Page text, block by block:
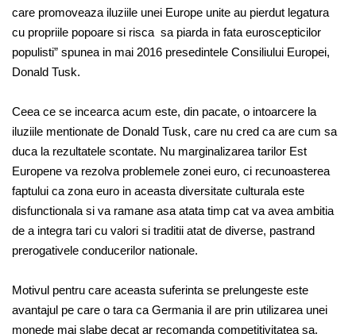
care promoveaza iluziile unei Europe unite au pierdut legatura
cu propriile popoare si risca sa piarda in fata euroscepticilor
populisti” spunea in mai 2016 presedintele Consiliului Europei,
Donald Tusk.
Ceea ce se incearca acum este, din pacate, o intoarcere la
iluziile mentionate de Donald Tusk, care nu cred ca are cum sa
duca la rezultatele scontate. Nu marginalizarea tarilor Est
Europene va rezolva problemele zonei euro, ci recunoasterea
faptului ca zona euro in aceasta diversitate culturala este
disfunctionala si va ramane asa atata timp cat va avea ambitia
de a integra tari cu valori si traditii atat de diverse, pastrand
prerogativele conducerilor nationale.
Motivul pentru care aceasta suferinta se prelungeste este
avantajul pe care o tara ca Germania il are prin utilizarea unei
monede mai slabe decat ar recomanda competitivitatea sa.